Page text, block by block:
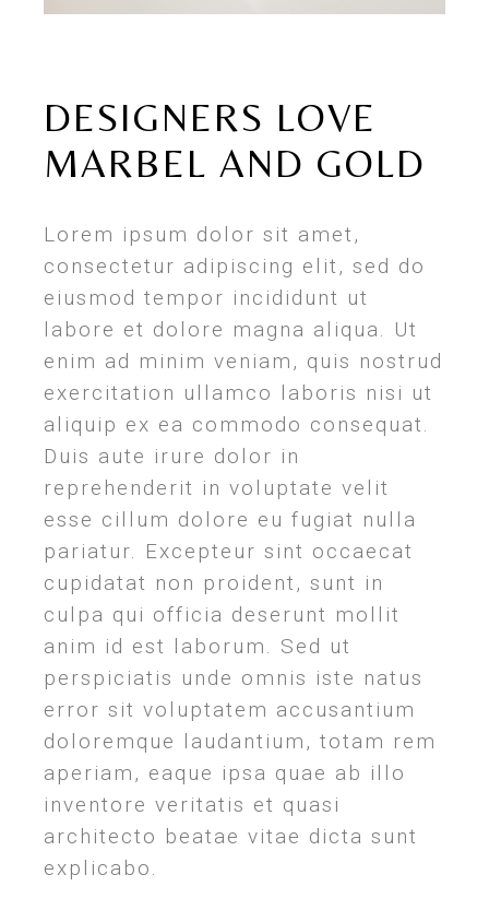
DESIGNERS LOVE
MARBEL AND GOLD
Lorem ipsum dolor sit amet,
consectetur adipiscing elit, sed do
eiusmod tempor incididunt ut
labore et dolore magna aliqua. Ut
enim ad minim veniam, quis nostrud
exercitation ullamco laboris nisi ut
aliquip ex ea commodo consequat.
Duis aute irure dolor in
reprehenderit in voluptate velit
esse cillum dolore eu fugiat nulla
pariatur. Excepteur sint occaecat
cupidatat non proident, sunt in
culpa qui officia deserunt mollit
anim id est laborum. Sed ut
perspiciatis unde omnis iste natus
error sit voluptatem accusantium
doloremque laudantium, totam rem
aperiam, eaque ipsa quae ab illo
inventore veritatis et quasi
architecto beatae vitae dicta sunt
explicabo.